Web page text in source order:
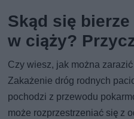
Skąd się
w ciąży?
Czy wiesz, jak można
Zakażenie dróg rodnych
pochodzi z przewodu
może rozprzestrzeniać się z